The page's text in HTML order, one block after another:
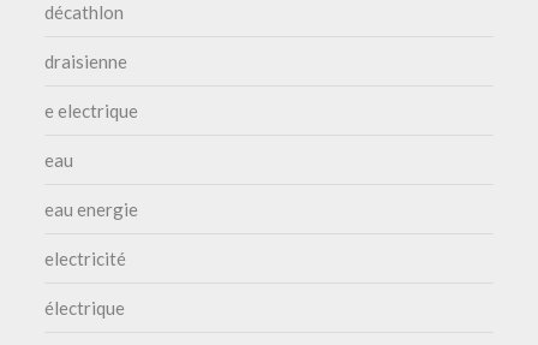
décathlon
draisienne
e electrique
eau
eau energie
electricité
électrique